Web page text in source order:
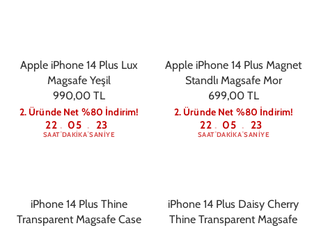
Apple iPhone 14 Plus Lux
Magsafe Yeşil
990,00 TL
2. Üründe Net %80 İndirim!
22
SAAT: 05
DAKIKA: 22
SANIYE
Apple iPhone 14 Plus Magnet
Standlı Magsafe Mor
699,00 TL
2. Üründe Net %80 İndirim!
22
SAAT: 05
DAKIKA: 22
SANIYE
iPhone 14 Plus Thine
Transparent Magsafe Case
iPhone 14 Plus Daisy Cherry
Thine Transparent Magsafe